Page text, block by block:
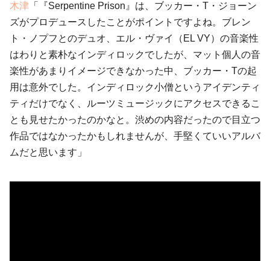
木津 「『Serpentine Prison』は、ブッカー・T・ジョーン
ズがプロデュースしたことがポイントですよね。ブレン
ト・ノプフとのデュオ、エル・ヴァイ（EL VY）の音楽性
はわりと素朴なインディロックでしたが、マット個人の音
楽性があまりイメージできなかった中、ブッカー・Tの起
用は意外でした。インディロック小僧というアイデンティ
ティだけでなく、ルーツミュージックにアクセスできるこ
とも見せたかったのかなと。渋めの内容だったので目立つ
作品ではなかったかもしれませんが、手堅くていいアルバ
ムだと思います」